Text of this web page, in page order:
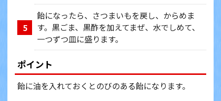
5
飴になったら、さつまいもを戻し、からめま
す。黒ごま、黒酢を加えてまぜ、水でしめて、
一つずつ皿に盛ります。
ポイント
飴に油を入れておくとのびのある飴になります。